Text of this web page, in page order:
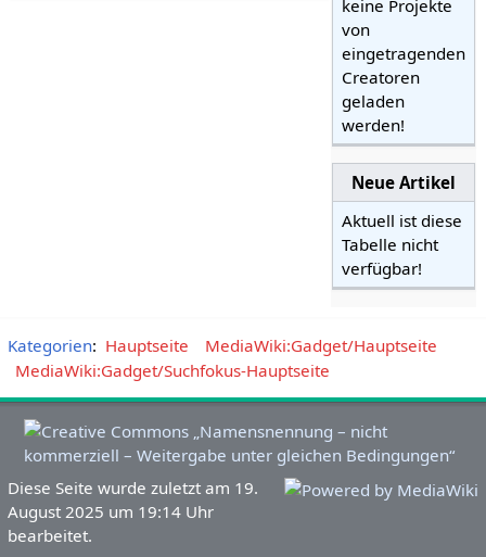
keine Projekte
von
eingetragenden
Creatoren
geladen
werden!
Neue Artikel
Aktuell ist diese
Tabelle nicht
verfügbar!
Kategorien: Hauptseite
MediaWiki:Gadget/Hauptseite
MediaWiki:Gadget/Suchfokus-Hauptseite
Diese Seite wurde zuletzt am 19.
August 2025 um 19:14 Uhr
bearbeitet.